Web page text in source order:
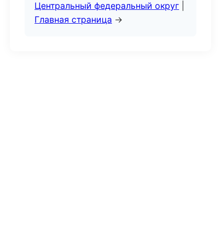
Центральный федеральный округ
Главная страница →